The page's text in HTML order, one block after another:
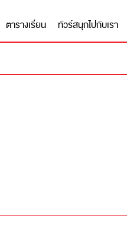
ตารางเรียน ทัวร์สนุกไปกับเรา